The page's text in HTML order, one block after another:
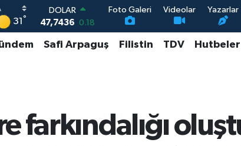
31 °
DOLAR
47,7436 0.18
EURO
55,2510 0.32
13.779 -14
Foto Galeri Videolar Yazarlar
Safi Arpaguş Filistin TDV Hutbeler
farkındalığı